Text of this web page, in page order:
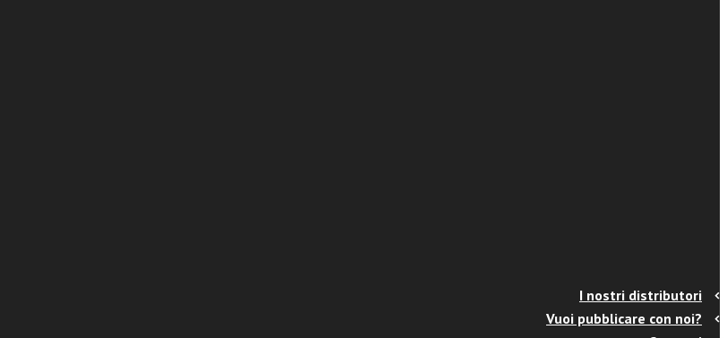
I nostri distributori
Vuoi pubblicare con noi?